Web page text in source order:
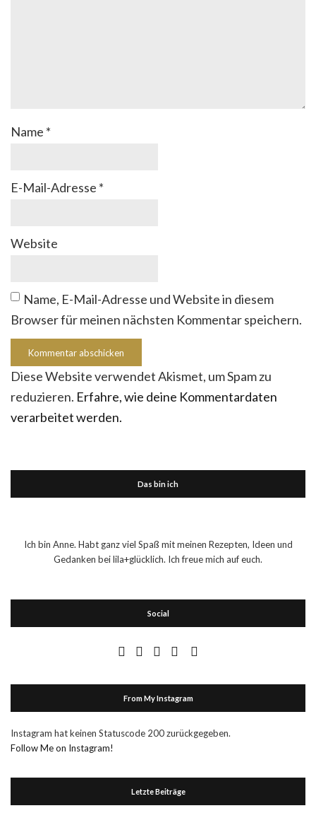
Name *
E-Mail-Adresse *
Website
Name, E-Mail-Adresse und Website in diesem
Browser für meinen nächsten Kommentar speichern.
Diese Website verwendet Akismet, um Spam zu
reduzieren. Erfahre, wie deine Kommentardaten
verarbeitet werden.
Das bin ich
Ich bin Anne. Habt ganz viel Spaß mit meinen Rezepten, Ideen und
Gedanken bei lila+glücklich. Ich freue mich auf euch.
Social
From My Instagram
Instagram hat keinen Statuscode 200 zurückgegeben.
Follow Me on Instagram!
Letzte Beiträge